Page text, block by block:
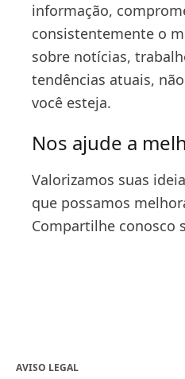
informação,
consistentemente o
sobre notícias,
tendências atuais,
você esteja.
Nos ajude a
Valorizamos suas
que possamos
Compartilhe conosco
AVISO LEGAL